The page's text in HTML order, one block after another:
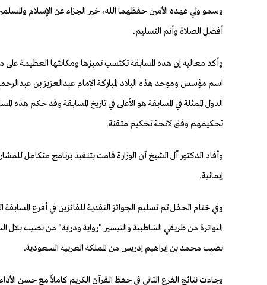
وسمو ولي عهده الأمين حفظهما الله، خير الجزاء عن الإسلام
أفضل الصلاة وأتم التسليم.
وأكد معاليه إن هذه المسابقة تكتسب تميزها ومكانتها العظيمة
الدول الممثلة في المسابقة هو الأعلى في تاريخ المسابقة وقد حكم
تحكيمهم وفق لائحة تحكيم متقنة.
وأفاد الدكتور آل الشيخ أن الوزارة قامت بتنفيذ برنامج متكامل
إيمانية.
المتواترة من طريقي الشاطبية والتيسير "رواية ودراية" من نصيب
نصيب محمد بن إبراهيم إدريس من المملكة العربية السعودية.
وجاءت نتائج الفرع الثاني في حفظ القرآن الكريم كاملاً مع حسن